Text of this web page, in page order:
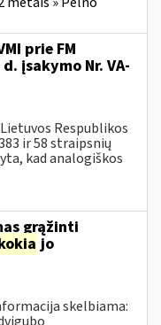
prie FM
įsakymo Nr. VA-
Respublikos
ir 58 straipsnių
kad analogiškos
grąžinti
jo
skelbiama: